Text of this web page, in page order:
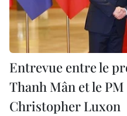
Entrevue entre le
Thanh Mân et le
Christopher Luxon